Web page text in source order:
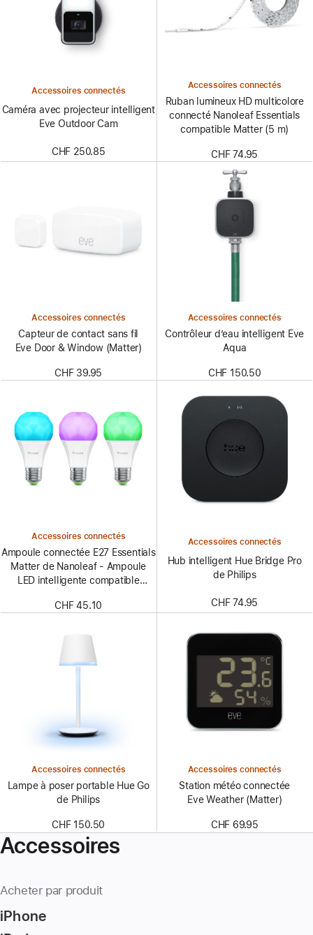
Accessoires connectés
Caméra avec projecteur intelligent
Eve Outdoor Cam
CHF 250.85
Accessoires connectés
Ruban lumineux HD multicolore
connecté Nanoleaf Essentials
compatible Matter (5 m)
CHF 74.95
Accessoires connectés
Capteur de contact sans fil
Eve Door & Window (Matter)
CHF 39.95
Accessoires connectés
Contrôleur d’eau intelligent Eve
Aqua
CHF 150.50
Accessoires connectés
Ampoule connectée E27 Essentials
Matter de Nanoleaf - Ampoule
LED intelligente compatible
couleur (pack de 3)
CHF 45.10
Accessoires connectés
Hub intelligent Hue Bridge Pro
de Philips
CHF 74.95
Accessoires connectés
Lampe à poser portable Hue Go
de Philips
CHF 150.50
Accessoires connectés
Station météo connectée
Eve Weather (Matter)
CHF 69.95
Accessoires
Acheter par produit
iPhone